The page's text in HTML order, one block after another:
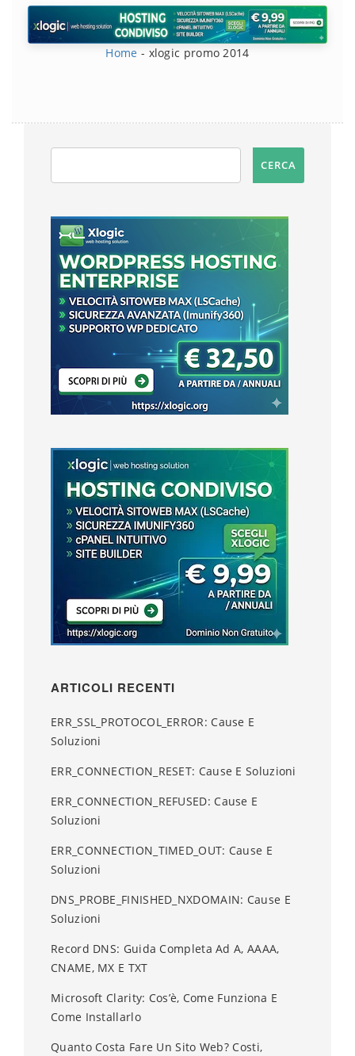
Home - xlogic promo 2014
ARTICOLI RECENTI
ERR_SSL_PROTOCOL_ERROR: Cause E
Soluzioni
ERR_CONNECTION_RESET: Cause E Soluzioni
ERR_CONNECTION_REFUSED: Cause E
Soluzioni
ERR_CONNECTION_TIMED_OUT: Cause E
Soluzioni
DNS_PROBE_FINISHED_NXDOMAIN: Cause E
Soluzioni
Record DNS: Guida Completa Ad A, AAAA,
CNAME, MX E TXT
Microsoft Clarity: Cos’è, Come Funziona E
Come Installarlo
Quanto Costa Fare Un Sito Web? Costi,